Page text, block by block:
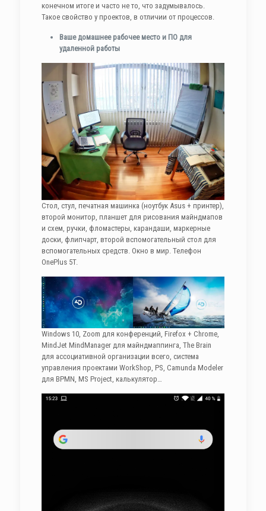
конечном итоге и часто не то, что задумывалось.
Такое свойство у проектов, в отличии от процессов.
Ваше домашнее рабочее место и ПО для
удаленной работы
Стол, стул, печатная машинка (ноутбук Asus + принтер),
второй монитор, планшет для рисования майндмапов
и схем, ручки, фломастеры, карандаши, маркерные
доски, флипчарт, второй вспомогательный стол для
вспомогательных средств. Окно в мир. Телефон
OnePlus 5T.
Windows 10, Zoom для конференций, Firefox + Chrome,
MindJet MindManager для майндмаппинга, The Brain
для ассоциативной организации всего, система
управления проектами WorkShop, PS, Camunda Modeler
для BPMN, MS Project, калькулятор…